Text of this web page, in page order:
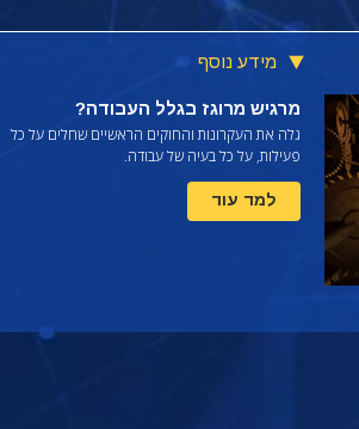
מידע נוסף
מרגיש מרוגז בגלל העבודה?
גלה את העקרונות והחוקים הראשיים שחלים על כל
פעילות, על כל בעיה של עבודה.
למד עוד